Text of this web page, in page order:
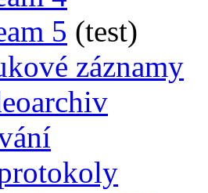
5 (test)
záznamy